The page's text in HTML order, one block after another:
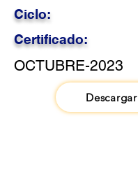
Ciclo:
Certificado:
OCTUBRE-2023
Descargar